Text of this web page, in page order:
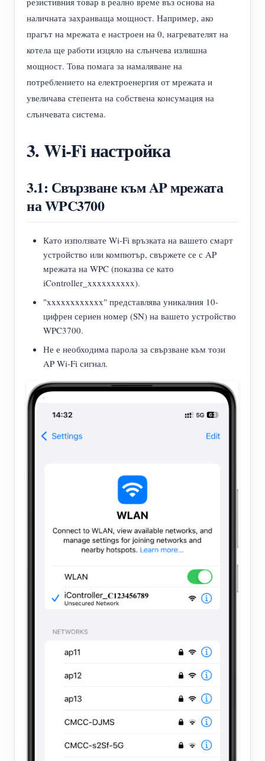
наличната захранваща мощност. Например, ако
прагът на мрежата е настроен на 0, нагревателят на
котела ще работи изцяло на слънчева излишна
мощност. Това помага за намаляване на
потреблението на електроенергия от мрежата и
увеличава степента на собствена консумация на
слънчевата система.
3. Wi-Fi настройка
3.1: Свързване към AP мрежата
на WPC3700
Като използвате Wi-Fi връзката на вашето смарт
устройство или компютър, свържете се с AP
мрежата на WPC (показва се като
iController_xxxxxxxxxx).
"xxxxxxxxxxxx" представлява уникалния 10-
цифрен сериен номер (SN) на вашето устройство
WPC3700.
Не е необходима парола за свързване към този
AP Wi-Fi сигнал.